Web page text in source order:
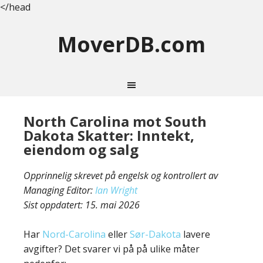
</head
MoverDB.com
North Carolina mot South
Dakota Skatter: Inntekt,
eiendom og salg
Opprinnelig skrevet på engelsk og kontrollert av
Managing Editor:Ian Wright
Sist oppdatert: 15. mai 2026
Har Nord-Carolina ellerSør-Dakota lavere
avgifter? Det svarer vi på på ulike måter